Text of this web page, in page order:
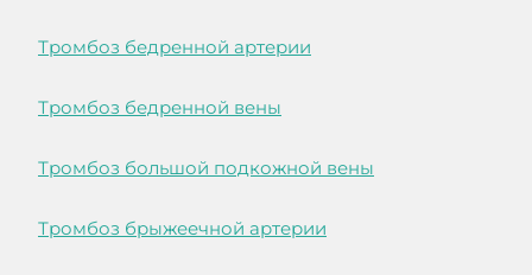
Тромбоз бедренной артерии
Тромбоз бедренной вены
Тромбоз большой подкожной вены
Тромбоз брыжеечной артерии